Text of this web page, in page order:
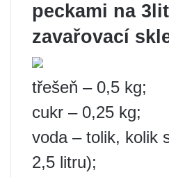
peckami na
zavařovací
třešeň – 0,5 kg;
cukr – 0,25 kg;
voda – tolik, kolik
2,5 litru);